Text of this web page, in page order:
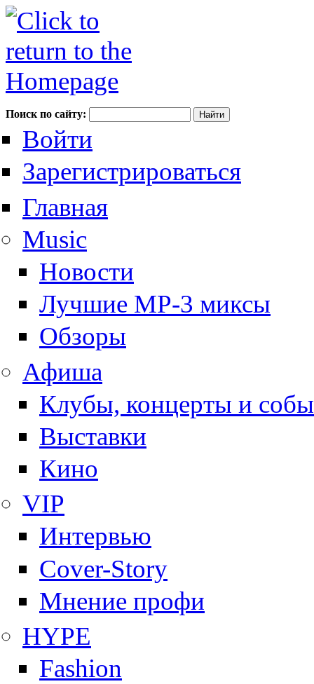
Поиск по сайту:
Войти
Зарегистрироваться
Главная
Music
Новости
Лучшие MP-3 миксы
Обзоры
Афиша
Клубы, концерты и
Выставки
Кино
VIP
Интервью
Cover-Story
Мнение профи
HYPE
Fashion